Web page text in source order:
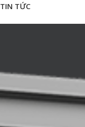
TIN TỨC